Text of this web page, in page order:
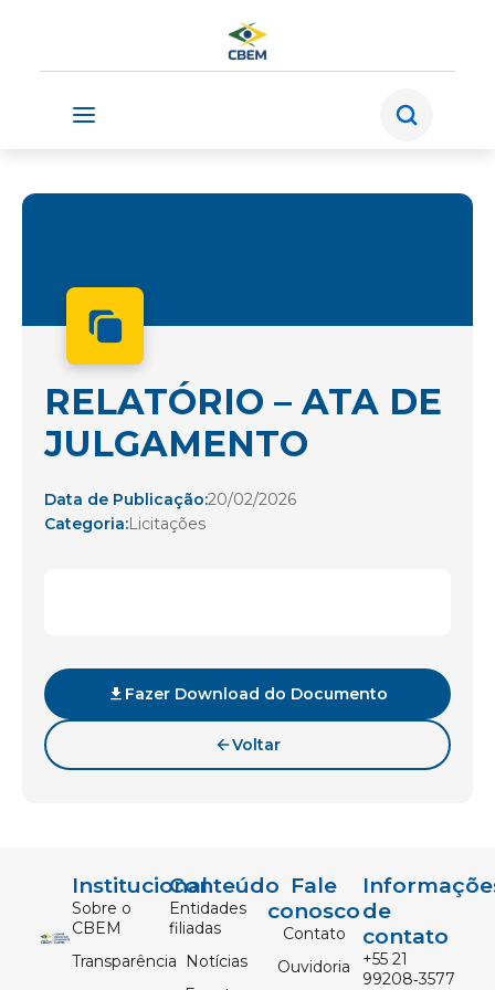
RELATÓRIO – ATA DE
JULGAMENTO
Data de Publicação:20/02/2026
Categoria:Licitações
Fazer Download do Documento
Voltar
Institucional
Sobre o
CBEM
Transparência
Conteúdo
Entidades
filiadas
Notícias
Fale
conosco
Contato
Ouvidoria
de
contato
‪+55 21
99208‑3577‬